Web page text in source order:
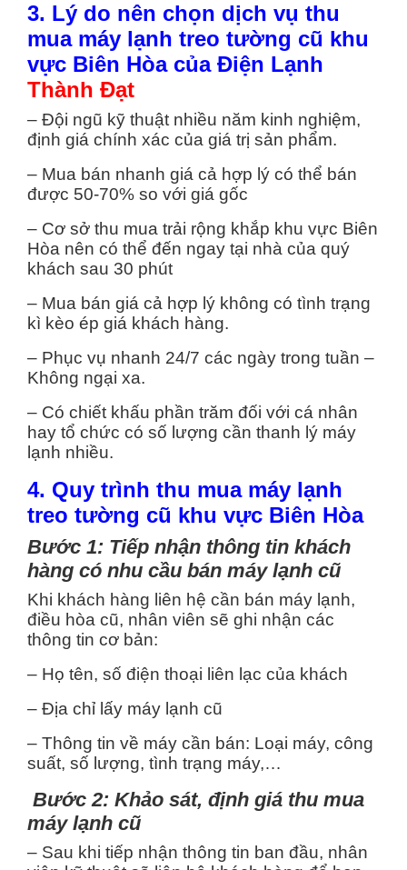
3. Lý do nên chọn dịch vụ thu
mua máy lạnh treo tường cũ khu
vực Biên Hòa của Điện Lạnh
Thành Đạt
– Đội ngũ kỹ thuật nhiều năm kinh nghiệm,
định giá chính xác của giá trị sản phẩm.
– Mua bán nhanh giá cả hợp lý có thể bán
được 50-70% so với giá gốc
– Cơ sở thu mua trải rộng khắp khu vực Biên
Hòa nên có thể đến ngay tại nhà của quý
khách sau 30 phút
– Mua bán giá cả hợp lý không có tình trạng
kì kèo ép giá khách hàng.
– Phục vụ nhanh 24/7 các ngày trong tuần –
Không ngại xa.
– Có chiết khấu phần trăm đối với cá nhân
hay tổ chức có số lượng cần thanh lý máy
lạnh nhiều.
4. Quy trình thu mua máy lạnh
treo tường cũ khu vực Biên Hòa
Bước 1: Tiếp nhận thông tin khách
hàng có nhu cầu bán máy lạnh cũ
Khi khách hàng liên hệ cần bán máy lạnh,
điều hòa cũ, nhân viên sẽ ghi nhận các
thông tin cơ bản:
– Họ tên, số điện thoại liên lạc của khách
– Địa chỉ lấy máy lạnh cũ
– Thông tin về máy cần bán: Loại máy, công
suất, số lượng, tình trạng máy,…
Bước 2: Khảo sát, định giá thu mua
máy lạnh cũ
– Sau khi tiếp nhận thông tin ban đầu, nhân